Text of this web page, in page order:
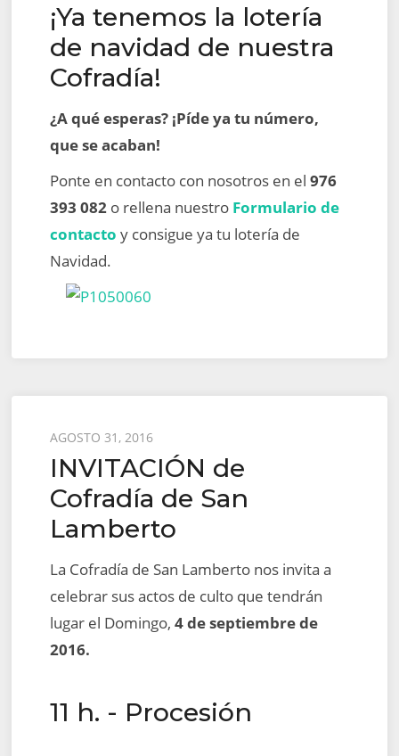
¡Ya tenemos la lotería
de navidad de nuestra
Cofradía!
¿A qué esperas? ¡Píde ya tu número,
que se acaban!
Ponte en contacto con nosotros en el 976
393 082o rellena nuestro Formulario de
contacto y consigue ya tu lotería de
Navidad.
Posted
on
AGOSTO 31, 2016
INVITACIÓN de
Cofradía de San
Lamberto
La Cofradía de San Lamberto nos invita a
celebrar sus actos de culto que tendrán
lugar el Domingo, 4 de septiembre de
2016.
11 h. - Procesión